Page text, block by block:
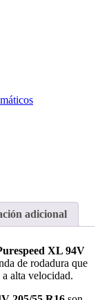
adicional
XL 94V
de rodadura que
alta velocidad.